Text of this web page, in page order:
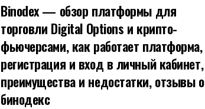
Binodex — обзор платформы для
торговли Digital Options и крипто-
фьючерсами, как работает платформа,
регистрация и вход в личный кабинет,
преимущества и недостатки, отзывы о
бинодекс